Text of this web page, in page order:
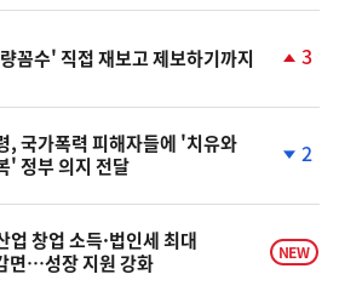
일
꼼수' 직접 재보고 제보하기까지
상
3
, 국가폭력 피해자들에 '치유와
' 정부 의지 전달
하
락
2
업 창업 소득·법인세 최대
면…성장 지원 강화
NEW